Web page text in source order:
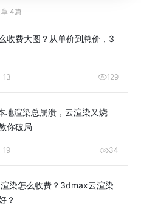
4篇
收费大图？从单价到总价，3
13 129
地渲染总崩溃，云渲染又烧
你破局
19 34
染怎么收费？3dmax云渲染
？